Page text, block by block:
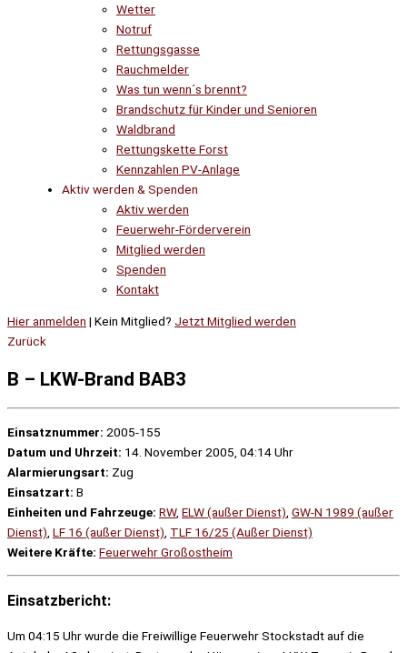
Wetter
Notruf
Rettungsgasse
Rauchmelder
Was tun wenn´s brennt?
Brandschutz für Kinder und Senioren
Waldbrand
Rettungskette Forst
Kennzahlen PV-Anlage
Aktiv werden & Spenden
Aktiv werden
Feuerwehr-Förderverein
Mitglied werden
Spenden
Kontakt
Hier anmelden | Kein Mitglied? Jetzt Mitglied werden
Zurück
B – LKW-Brand BAB3
Einsatznummer: 2005-155
Datum und Uhrzeit: 14. November 2005, 04:14 Uhr
Alarmierungsart: Zug
Einsatzart: B
Einheiten und Fahrzeuge: RW, ELW (außer Dienst) GW-N 1989 (außer
Dienst) LF 16 (außer Dienst) TLF 16/25 (Außer Dienst)
Weitere Kräfte: Feuerwehr Großostheim
Einsatzbericht:
Um 04:15 Uhr wurde die Freiwillige Feuerwehr Stockstadt auf die